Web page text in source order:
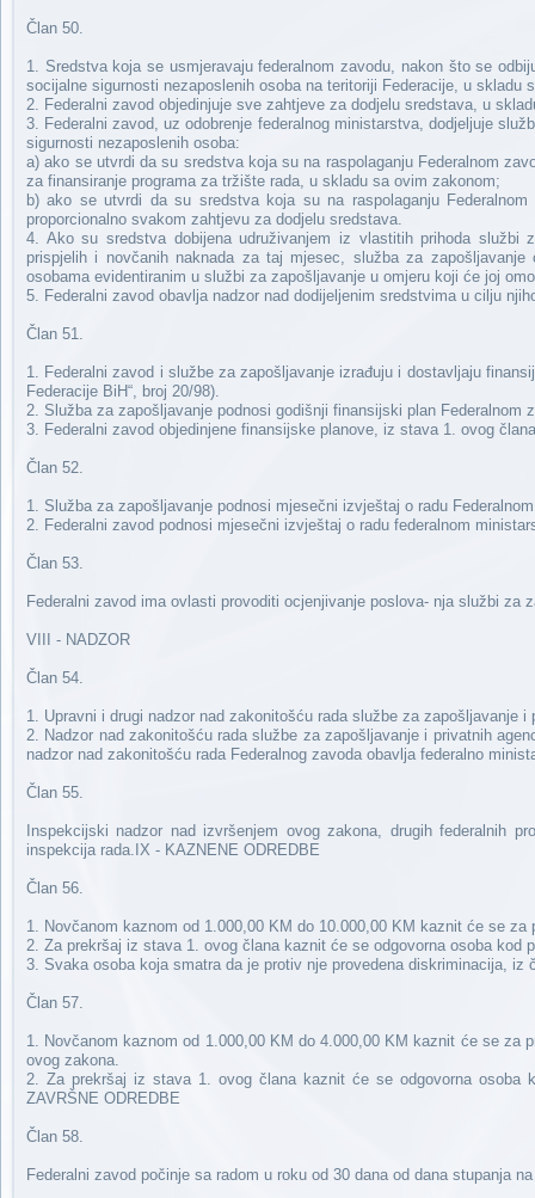
Član 50.
1. Sredstva koja se usmjeravaju federalnom zavodu, nakon što se
socijalne sigurnosti nezaposlenih osoba na teritoriji Federacije, u skladu
2. Federalni zavod objedinjuje sve zahtjeve za dodjelu sredstava, u
3. Federalni zavod, uz odobrenje federalnog ministarstva, dodjeljuje
sigurnosti nezaposlenih osoba:
a) ako se utvrdi da su sredstva koja su na raspolaganju Federalnom
za finansiranje programa za tržište rada, u skladu sa ovim zakonom;
b) ako se utvrdi da su sredstva koja su na raspolaganju
proporcionalno svakom zahtjevu za dodjelu sredstava.
4. Ako su sredstva dobijena udruživanjem iz vlastitih prihoda službi
prispjelih i novčanih naknada za taj mjesec, služba za
osobama evidentiranim u službi za zapošljavanje u omjeru koji će joj
5. Federalni zavod obavlja nadzor nad dodijeljenim sredstvima u cilju
Član 51.
1. Federalni zavod i službe za zapošljavanje izrađuju i dostavljaju
Federacije BiH“, broj 20/98).
2. Služba za zapošljavanje podnosi godišnji finansijski plan Federalnom
3. Federalni zavod objedinjene finansijske planove, iz stava 1. ovog
Član 52.
1. Služba za zapošljavanje podnosi mjesečni izvještaj o radu
2. Federalni zavod podnosi mjesečni izvještaj o radu federalnom
Član 53.
Federalni zavod ima ovlasti provoditi ocjenjivanje poslova- nja službi za
VIII - NADZOR
Član 54.
1. Upravni i drugi nadzor nad zakonitošću rada službe za
2. Nadzor nad zakonitošću rada službe za zapošljavanje i privatnih
nadzor nad zakonitošću rada Federalnog zavoda obavlja federalno
Član 55.
Inspekcijski nadzor nad izvršenjem ovog zakona, drugih federalnih
inspekcija rada.IX - KAZNENE ODREDBE
Član 56.
1. Novčanom kaznom od 1.000,00 KM do 10.000,00 KM kaznit će se
2. Za prekršaj iz stava 1. ovog člana kaznit će se odgovorna osoba kod
3. Svaka osoba koja smatra da je protiv nje provedena diskriminacija,
Član 57.
1. Novčanom kaznom od 1.000,00 KM do 4.000,00 KM kaznit će se za
ovog zakona.
2. Za prekršaj iz stava 1. ovog člana kaznit će se odgovorna osoba
ZAVRŠNE ODREDBE
Član 58.
Federalni zavod počinje sa radom u roku od 30 dana od dana stupanja